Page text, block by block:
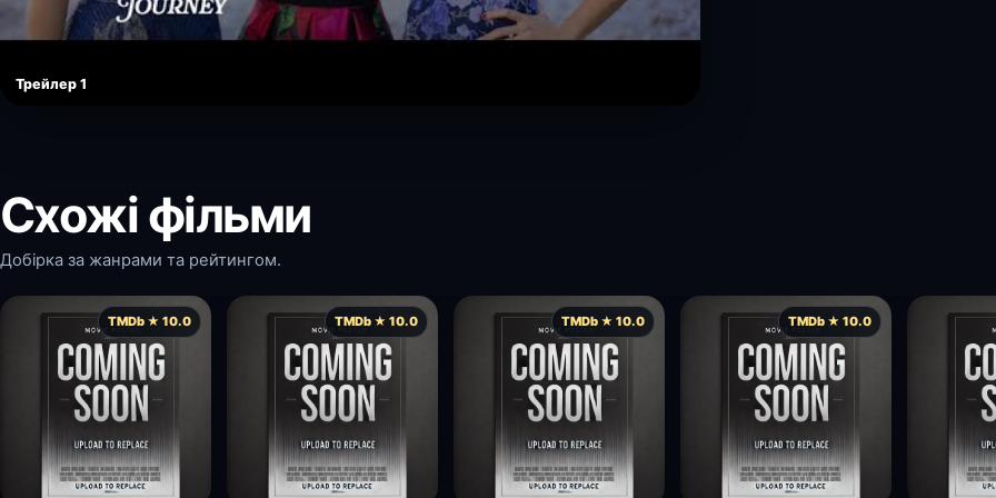
Трейлер 1
Схожі фільми
Добірка за жанрами та рейтингом.
TMDb ★ 10.0 TMDb ★ 10.0 TMDb ★ 10.0 TMDb ★ 10.0